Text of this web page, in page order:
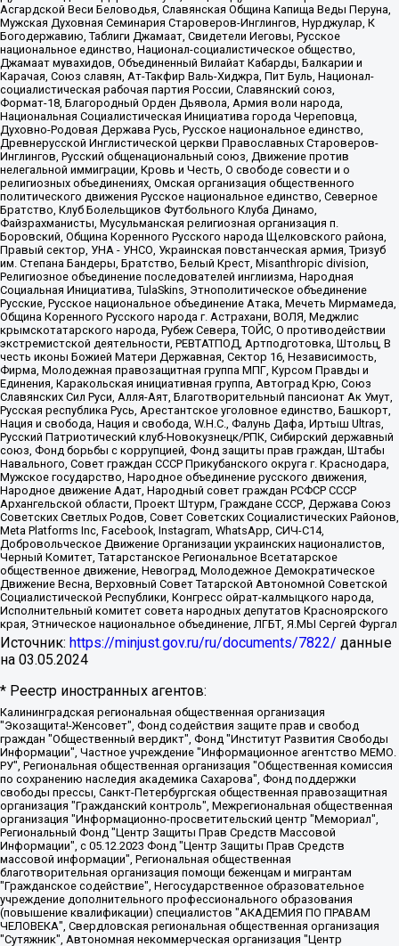
Асгардской Веси Беловодья, Славянская Община Капища Веды Перуна,
Мужская Духовная Семинария Староверов-Инглингов, Нурджулар, К
Богодержавию, Таблиги Джамаат, Свидетели Иеговы, Русское
национальное единство, Национал-социалистическое общество,
Джамаат мувахидов, Объединенный Вилайат Кабарды, Балкарии и
Карачая, Союз славян, Ат-Такфир Валь-Хиджра, Пит Буль, Национал-
социалистическая рабочая партия России, Славянский союз,
Формат-18, Благородный Орден Дьявола, Армия воли народа,
Национальная Социалистическая Инициатива города Череповца,
Духовно-Родовая Держава Русь, Русское национальное единство,
Древнерусской Инглистической церкви Православных Староверов-
Инглингов, Русский общенациональный союз, Движение против
нелегальной иммиграции, Кровь и Честь, О свободе совести и о
религиозных объединениях, Омская организация общественного
политического движения Русское национальное единство, Северное
Братство, Клуб Болельщиков Футбольного Клуба Динамо,
Файзрахманисты, Мусульманская религиозная организация п.
Боровский, Община Коренного Русского народа Щелковского района,
Правый сектор, УНА - УНСО, Украинская повстанческая армия, Тризуб
им. Степана Бандеры, Братство, Белый Крест, Misanthropic division,
Религиозное объединение последователей инглиизма, Народная
Социальная Инициатива, TulaSkins, Этнополитическое объединение
Русские, Русское национальное объединение Атака, Мечеть Мирмамеда,
Община Коренного Русского народа г. Астрахани, ВОЛЯ, Меджлис
крымскотатарского народа, Рубеж Севера, ТОЙС, О противодействии
экстремистской деятельности, РЕВТАТПОД, Артподготовка, Штольц, В
честь иконы Божией Матери Державная, Сектор 16, Независимость,
Фирма, Молодежная правозащитная группа МПГ, Курсом Правды и
Единения, Каракольская инициативная группа, Автоград Крю, Союз
Славянских Сил Руси, Алля-Аят, Благотворительный пансионат Ак Умут,
Русская республика Русь, Арестантское уголовное единство, Башкорт,
Нация и свобода, Нация и свобода, W.H.С., Фалунь Дафа, Иртыш Ultras,
Русский Патриотический клуб-Новокузнецк/РПК, Сибирский державный
союз, Фонд борьбы с коррупцией, Фонд защиты прав граждан, Штабы
Навального, Совет граждан СССР Прикубанского округа г. Краснодара,
Мужское государство, Народное объединение русского движения,
Народное движение Адат, Народный совет граждан РСФСР СССР
Архангельской области, Проект Штурм, Граждане СССР, Держава Союз
Советских Светлых Родов, Совет Советских Социалистических Районов,
Meta Platforms Inc, Facebook, Instagram, WhatsApp, СИЧ-С14,
Добровольческое Движение Организации украинских националистов,
Черный Комитет, Татарстанское Региональное Всетатарское
общественное движение, Невоград, Молодежное Демократическое
Движение Весна, Верховный Совет Татарской Автономной Советской
Социалистической Республики, Конгресс ойрат-калмыцкого народа,
Исполнительный комитет совета народных депутатов Красноярского
края, Этническое национальное объединение, ЛГБТ, Я.МЫ Сергей Фургал
Источник: https://minjust.gov.ru/ru/documents/7822/ данные
на 03.05.2024
* Реестр иностранных агентов:
Калининградская региональная общественная организация "Экозащита!-Женсовет", Фонд содействия защите прав и свобод граждан "Общественный вердикт", Фонд "Институт Развития Свободы Информации", Частное учреждение "Информационное агентство МЕМО. РУ", Региональная общественная организация "Общественная комиссия по сохранению наследия академика Сахарова", Фонд поддержки свободы прессы, Санкт-Петербургская общественная правозащитная организация "Гражданский контроль", Межрегиональная общественная организация "Информационно-просветительский центр "Мемориал", Региональный Фонд "Центр Защиты Прав Средств Массовой Информации", с 05.12.2023 Фонд "Центр Защиты Прав Средств массовой информации", Региональная общественная благотворительная организация помощи беженцам и мигрантам "Гражданское содействие", Негосударственное образовательное учреждение дополнительного профессионального образования (повышение квалификации) специалистов "АКАДЕМИЯ ПО ПРАВАМ ЧЕЛОВЕКА", Свердловская региональная общественная организация "Сутяжник", Автономная некоммерческая организация "Центр независимых социологических исследований", Союз общественных объединений "Российский исследовательский центр по правам человека", Региональное общественное учреждение научно-информационный центр "МЕМОРИАЛ", Некоммерческая организация "Фонд защиты гласности", Автономная некоммерческая организация "Институт прав человека", Городская общественная организация "Екатеринбургское общество "МЕМОРИАЛ", Городская общественная организация "Рязанское историко-просветительское и правозащитное общество "Мемориал" (Рязанский Мемориал), Челябинский региональный орган общественной самодеятельности – женское общественное объединение "Женщины Евразии", Челябинский региональный орган общественной самодеятельности "Уральская правозащитная группа", Фонд содействия защите здоровья и социальной справедливости имени Андрея Рылькова, Автономная Некоммерческая Организация "Аналитический Центр Юрия Левады", Автономная некоммерческая организация социальной поддержки населения "Проект Апрель", Региональная общественная организация помощи женщинам и детям, находящимся в кризисной ситуации "Информационно-методический центр "Анна", Фонд содействия развитию массовых коммуникаций и правовому просвещению "Так-так-Так", Фонд содействия устойчивому развитию "Серебряная тайга", Свердловский региональный общественный фонд социальных проектов "Новое время", "Idel.Реалии", Кавказ.Реалии, Крым.Реалии, Телеканал Настоящее Время, Татаро-башкирская служба Радио Свобода (Azatliq Radiosi), Радио Свободная Европа/Радио Свобода (PCE/PC), "Сибирь.Реалии", "Фактограф", Благотворительный фонд помощи осужденным и их семьям, Автономная некоммерческая организация "Институт глобализации и социальных движений", Фонд "В защиту прав заключенных", Частное учреждение "Центр поддержки и содействия развитию средств массовой информации", Пензенский региональный общественный благотворительный фонд "Гражданский союз", "Север.Реалии", Некоммерческая организация Фонд "Правовая инициатива", Общество с ограниченной ответственностью "Радио Свободная Европа/Радио Свобода", Чешское информационное агентство "MEDIUM-ORIENT", Красноярская региональная общественная организация "Мы против СПИДа", Камалягин Денис Николаевич, Маркелов Сергей Евгеньевич, Пономарев Лев Александрович, Савицкая Людмила Алексеевна, Автономная некоммерческая организация "Центр по работе с проблемой насилия "НАСИЛИЮ.НЕТ", Межрегиональный профессиональный союз работников здравоохранения "Альянс врачей", Юридическое лицо, зарегистрированное в Латвийской Республике, SIA "Medusa Project" (регистрационный номер 40103797863, дата регистрации 10.06.2014), Некоммерческая организация "Фонд по борьбе с коррупцией", Автономная некоммерческая организация "Институт права и публичной политики", Баданин Роман Сергеевич, Гликин Максим Александрович, Железнова Мария Михайловна, Лукьянова Юлия Сергеевна, Маетная Елизавета Витальевна, Маняхин Петр Борисович, Чуракова Ольга Владимировна, Ярош Юлия Петровна, Юридическое лицо "The Insider SIA", зарегистрированное в Риге, Латвийская Республика (дата регистрации 26.06.2015), являющееся администратором доменного имени интернет-издания "The Insider SIA", https://theins.ru, Постернак Алексей Евгеньевич, Рубин Михаил Аркадьевич, Анин Роман Александрович, Юридическое лицо Istories fonds, зарегистрированное в Латвийской Республике (регистрационный номер 50008295751, дата регистрации 24.02.2020), Великовский Дмитрий Александрович, Долинина Ирина Николаевна, Мароховская Алеся Алексеевна, Шлейнов Роман Юрьевич, Шмагун Олеся Валентиновна, Общество с ограниченной ответственностью "Альтаир 2021", Общество с ограниченной ответственностью "Вега 2021", Общество с ограниченной ответственностью "Главный редактор 2021", Общество с ограниченной ответственностью "Ромашки монолит", Важенков Артем Валерьевич, Ивановская областная общественная организация "Центр гендерных исследований", Гурман Юрий Альбертович, Медиапроект "ОВД-Инфо", Егоров Владимир Владимирович, Жилинский Владимир Александрович, Общество с ограниченной ответственностью "ЗП", Иванова София Юрьевна, Карезина Инна Павловна, Кильтау Екатерина Викторовна, Петров Алексей Викторович, Пискунов Сергей Евгеньевич, Смирнов Сергей Сергеевич, Тихонов Михаил Сергеевич, Общество с ограниченной ответственностью "ЖУРНАЛИСТ-ИНОСТРАННЫЙ АГЕНТ", Арапова Галина Юрьевна, Вольтская Татьяна Анатольевна, Американская компания "Mason G.E.S. Anonymous Foundation" (США), являющаяся владельцем интернет-издания https://mnews.world/, Компания "Stichting Bellingcat", зарегистрированная в Нидерландах (дата регистрации 11.07.2018), Захаров Андрей Вячеславович, Клепиковская Екатерина Дмитриевна, Общество с ограниченной ответственностью "МЕМО", Перл Роман Александрович, Симонов Евгений Алексеевич, Соловьева Елена Анатольевна, Сотников Даниил Владимирович, Сурначева Елизавета Дмитриевна, Автономная некоммерческая организация по защите прав человека и информированию населения "Якутия – Наше Мнение", Общество с ограниченной ответственностью "Москоу диджитал медиа", с 26.01.2023 Общество с ограниченной ответственностью "Чайка Белые сады", Ветошкина Валерия Валерьевна, Заговора Максим Александрович, Межрегиональное общественное движение "Российская ЛГБТ - сеть", Оленичев Максим Владимирович, Павлов Иван Юрьевич, Скворцова Елена Сергеевна, Общество с ограниченной ответственностью "Как бы инагент", Кочетков Игорь Викторович, Общество с ограниченной ответственностью "Честные выборы", Еланчик Олег Александрович, Общество с ограниченной ответственностью "Нобелевский призыв", Гималова Регина Эмилевна, Григорьев Андрей Валерьевич, Григорьева Алина Александровна, Ассоциация по содействию защите прав призывников, альтернативнослужащих и военнослужащих "Правозащитная группа "Гражданин.Армия.Право", Хисамова Регина Фаритовна, Автономная некоммерческая организация по реализации социально-правовых программ "Лилит", Дальневосточное общественное движение "Маяк", Санкт-Петербургская ЛГБТ-инициативная группа "Выход", Инициативная группа ЛГБТ+ "Реверс", Алексеев Андрей Викторович, Бекбулатова Таисия Львовна, Беляев Иван Михайлович, Владыкина Елена Сергеевна, Гельман Марат Александрович, Никульшина Вероника Юрьевна, Толоконникова Надежда Андреевна, Шендерович Виктор Анатольевич, Общество с ограниченной ответственностью "Данное сообщение", Общество с ограниченной ответственностью Издательский дом "Новая глава", Айнбиндер Александра Александровна, Московский комьюнити-центр для ЛГБТ+инициатив, Благотворительный фонд развития филантропии, Deutsche Welle (Германия, Kurt-Schumacher-Strasse 3, 53113 Bonn), Борзунова Мария Михайловна, Воробьев Виктор Викторович, Голубева Анна Львовна, Константинова Алла Михайловна, Малкова Ирина Владимировна, Мурадов Мурад Абдулгалимович, Осетинская Елизавета Николаевна, Понасенков Евгений Николаевич, Ганапольский Матвей Юрьевич, Киселев Евгений Алексеевич, Борухович Ирина Григорьевна, Дремин Иван Тимофеевич, Дубровский Дмитрий Викторович, Красноярская региональная общественная организация поддержки и развития альтернативных образовательных технологий и межкультурных коммуникаций "ИНТЕРРА", Маяковская Екатерина Алексеевна, Фейгин Марк Захарович, Филимонов Андрей Викторович, Дзугкоева Регина Николаевна, Доброхотов Роман Александрович, Дудь Юрий Александрович, Елкин Сергей Владимирович, Кругликов Кирилл Игоревич, Сабунаева Мария Леонидовна, Семенов Алексей Владимирович, Шаинян Карен Багратович, Шульман Екатерина Михайловна, Асафьев Артур Валерьевич, Вахштайн Виктор Семенович, Венедиктов Алексей Алексеевич, Лушникова Екатерина Евгеньевна, Волков Леонид Михайлович, Невзоров Александр Глебович, Пархоменко Сергей Борисович, Сироткин Ярослав Николаевич, Кара-Мурза Владимир Владимирович, Баранова Наталья Владимировна, Гозман Леонид Яковлевич, Кагарлицкий Борис Юльевич, Климарев Михаил Валерьевич, Милов Владимир Станиславович, Автономная некоммерческая организация Краснодарский центр современного искусства "Типография", Моргенштерн Алишер Тагирович, Соболь Любовь Эдуардовна, Общество с ограниченной ответственностью "ЛИЗА НОРМ", Каспаров Гарри Кимович, Ходорковский Михаил Борисович, Общество с ограниченной ответственностью "Апрельские тезисы", Данилович Ирина Брониславовна, Кашин Олег Владимирович, Петров Николай Владимирович, Пивоваров Алексей Владимирович, Соколов Михаил Владимирович, Цветкова Юлия Владимировна, Чичваркин Евгений Александрович, Комитет против пыток/Команда против пыток, Общество с ограниченной ответственностью "Первый научный", Общество с ограниченной ответственностью "Вертолет и ко", Белоцерковская Вероника Борисовна, Кац Максим Евгеньевич, Лазарева Татьяна Юрьевна, Шаведдинов Руслан Табризович, Яшин Илья Валерьевич, Общество с ограниченной ответственностью "Иноагент ААВ", Алешковский Дмитрий Петрович, Альбац Евгения Марковна, Быков Дмитрий Львович, Галямина Юлия Евгеньевна, Лойко Сергей Леонидович, Мартынов Кирилл Константинович, Медведев Сергей Александрович, Крашенинников Федор Геннадиевич, Гордеева Катерина Вл